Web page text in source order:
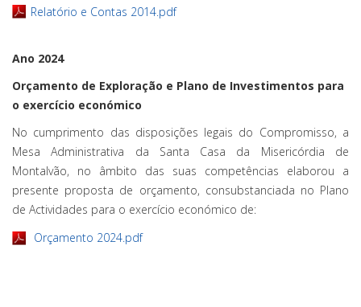
Relatório e Contas 2014.pdf
Ano 2024
Orçamento de Exploração e Plano de Investimentos para
o exercício económico
No cumprimento das disposições legais do Compromisso, a
Mesa Administrativa da Santa Casa da Misericórdia de
Montalvão, no âmbito das suas competências elaborou a
presente proposta de orçamento, consubstanciada no Plano
de Actividades para o exercício económico de:
Orçamento 2024.pdf